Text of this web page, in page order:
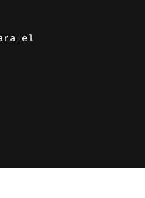
el